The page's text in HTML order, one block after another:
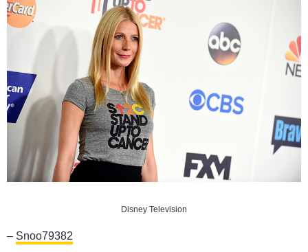
Disney Television
– Snoo79382